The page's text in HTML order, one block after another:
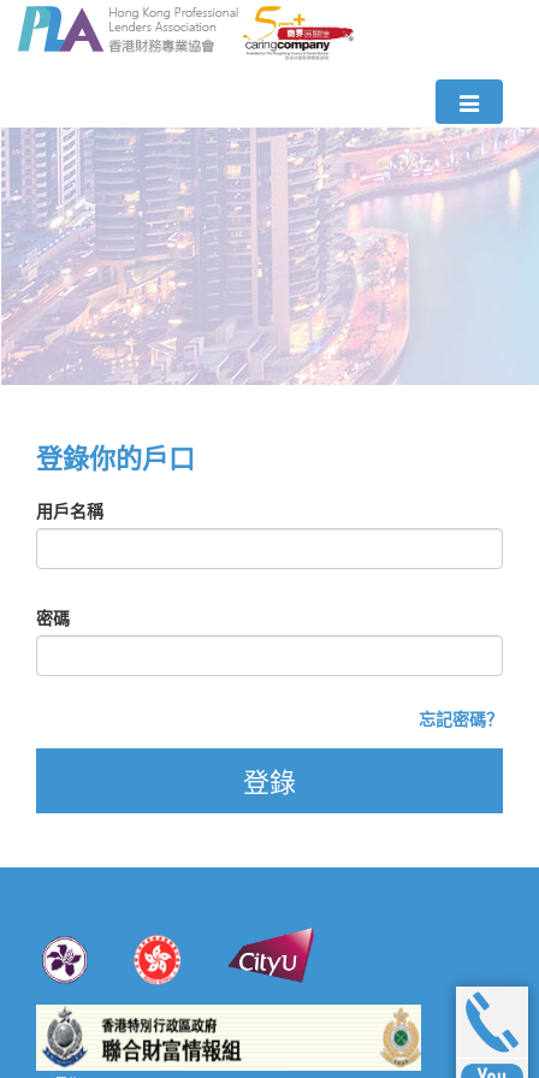
登錄你的戶口
用戶名稱
密碼
忘記密碼？
登錄